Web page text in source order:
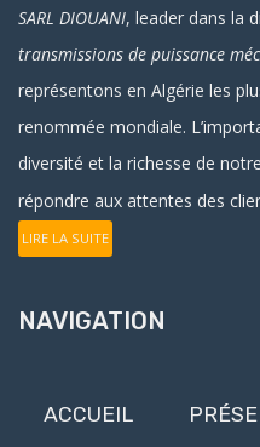
SARL DIOUANI, leader dans la
transmissions de puissance
représentons en Algérie les
renommée mondiale.
diversité et la richesse de
répondre aux attentes des
LIRE LA SUITE
NAVIGATION
ACCUEIL